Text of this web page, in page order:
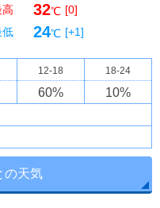
32℃ [0]
低
24℃ [+1]
12-18 18-24
60% 10%
の天気